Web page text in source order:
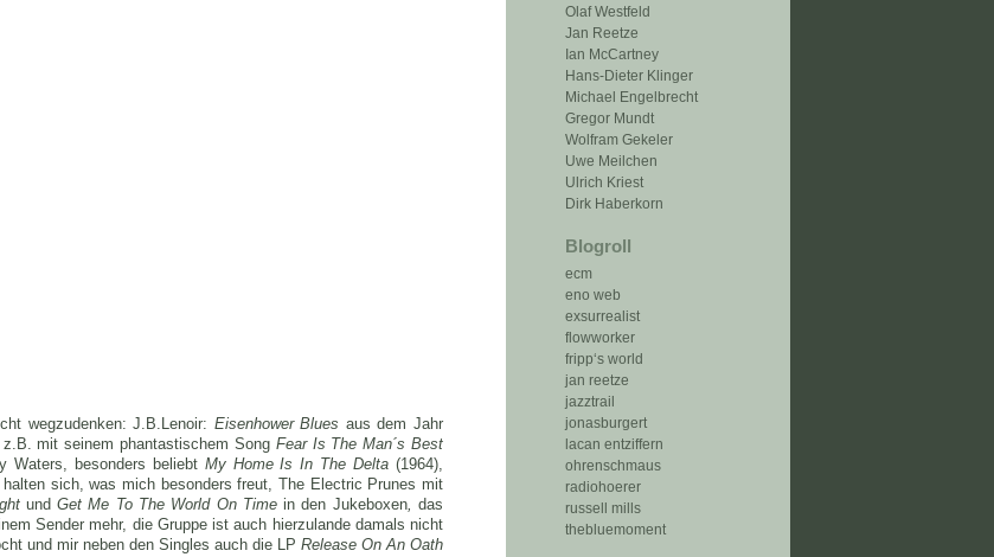
Olaf Westfeld
Jan Reetze
Ian McCartney
Hans-Dieter Klinger
Michael Engelbrecht
Gregor Mundt
Wolfram Gekeler
Uwe Meilchen
Ulrich Kriest
Dirk Haberkorn
Blogroll
ecm
eno web
exsurrealist
flowworker
fripp‘s world
jan reetze
jazztrail
jonasburgert
lacan entziffern
ohrenschmaus
radiohoerer
russell mills
thebluemoment
wegzudenken: J.B.Lenoir: Eisenhower Blues aus dem Jahr
mit seinem phantastischem Song Fear Is The Man´s Best
Waters, besonders beliebt My Home Is In The Delta (1964),
sich, was mich besonders freut, The Electric Prunes mit
und Get Me To The World On Timein den Jukeboxen,das
Sender mehr, die Gruppe ist auch hierzulande damals nicht
und mir neben den Singles auch die LP Release On An Oath